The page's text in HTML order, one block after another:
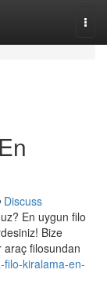
Discuss
En uygun filo
Bize
araç filosundan
filo-kiralama-en-